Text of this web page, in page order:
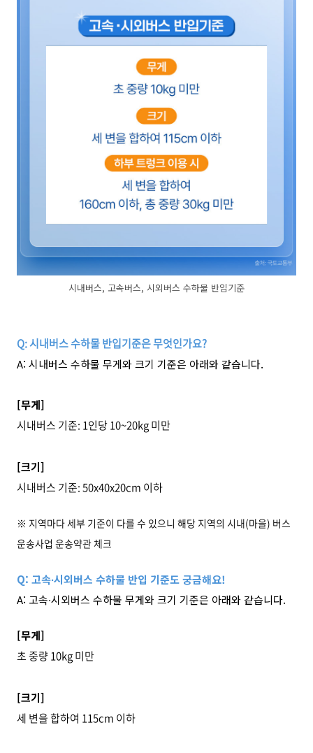
시내버스, 고속버스, 시외버스 수하물 반입기준
Q:시내버스 수하물 반입기준은 무엇인가요?
A: 시내버스 수하물 무게와 크기 기준은 아래와 같습니다.
[무게]
시내버스 기준: 1인당 10~20kg 미만
[크기]
시내버스 기준: 50x40x20cm 이하
※ 지역마다 세부 기준이 다를 수 있으니 해당 지역의 시내(마을) 버스
운송사업 운송약관 체크
Q: 고속∙시외버스 수하물 반입 기준도 궁금해요!
A: 고속∙시외버스 수하물 무게와 크기 기준은 아래와 같습니다.
[무게]
초 중량 10kg 미만
[크기]
세 변을 합하여 115cm 이하